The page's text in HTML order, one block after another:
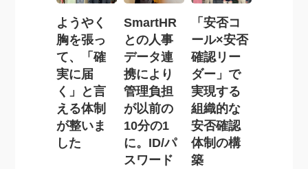
ようやく
胸を張っ
て、「確
実に届
く」と言
える体制
が整いま
した
SmartHR
との人事
データ連
携により
管理負担
が以前の
10分の1
に。ID/パ
スワード
「安否コ
ール×安否
確認リー
ダー」で
実現する
組織的な
安否確認
体制の構
築